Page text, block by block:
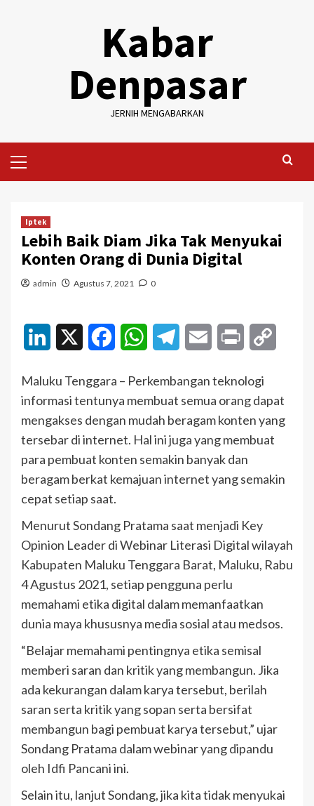
Kabar
Denpasar
JERNIH MENGABARKAN
Menu
Iptek
Lebih Baik Diam Jika Tak Menyukai
Konten Orang di Dunia Digital
admin Agustus 7, 2021 0
LinkedIn FacebookWhatsAppTelegramEmail Print
Maluku Tenggara – Perkembangan teknologi
informasi tentunya membuat semua orang dapat
mengakses dengan mudah beragam konten yang
tersebar di internet. Hal ini juga yang membuat
para pembuat konten semakin banyak dan
beragam berkat kemajuan internet yang semakin
cepat setiap saat.
Menurut Sondang Pratama saat menjadi Key
Opinion Leader di Webinar Literasi Digital wilayah
Kabupaten Maluku Tenggara Barat, Maluku, Rabu
4 Agustus 2021, setiap pengguna perlu
memahami etika digital dalam memanfaatkan
dunia maya khususnya media sosial atau medsos.
“Belajar memahami pentingnya etika semisal
memberi saran dan kritik yang membangun. Jika
ada kekurangan dalam karya tersebut, berilah
saran serta kritik yang sopan serta bersifat
membangun bagi pembuat karya tersebut,” ujar
Sondang Pratama dalam webinar yang dipandu
oleh Idfi Pancani ini.
Selain itu, lanjut Sondang, jika kita tidak menyukai